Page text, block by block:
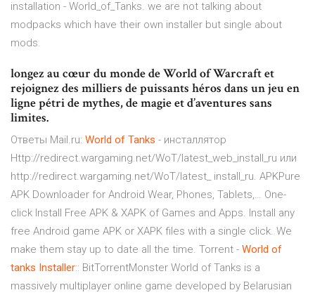
installation - World_of_Tanks. we are not talking about
modpacks which have their own installer but single about
mods.
longez au cœur du monde de World of Warcraft et
rejoignez des milliers de puissants héros dans un jeu en
ligne pétri de mythes, de magie et d’aventures sans
limites.
Ответы Mail.ru: World of Tanks - инсталлятор
Http://redirect.wargaming.net/WoT/latest_web_install_ru или
http://redirect.wargaming.net/WoT/latest_ install_ru. APKPure
APK Downloader for Android Wear, Phones, Tablets,… One-
click Install Free APK & XAPK of Games and Apps. Install any
free Android game APK or XAPK files with a single click. We
make them stay up to date all the time. Torrent - World of
tanks Installer:: BitTorrentMonster World of Tanks is a
massively multiplayer online game developed by Belarusian